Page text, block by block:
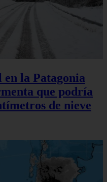
la Patagonia
que podría
de nieve